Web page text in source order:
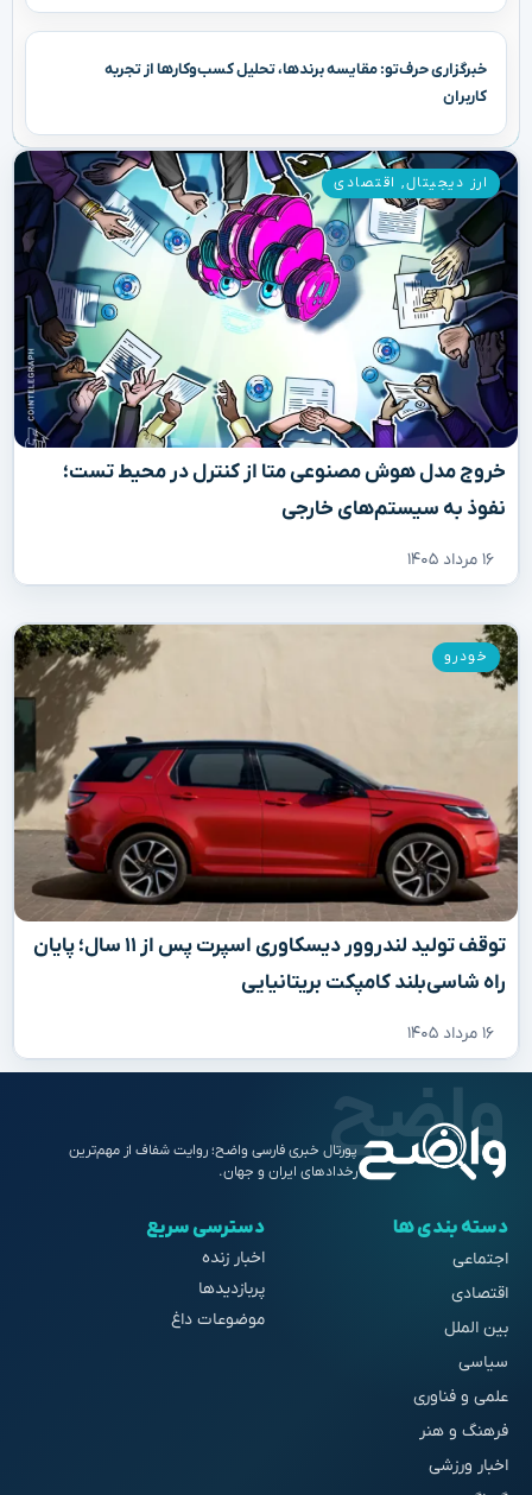
خبرگزاری حرف‌تو: مقایسه برندها، تحلیل کسب‌وکارها از تجربه
کاربران
خروج مدل هوش مصنوعی متا از کنترل در محیط تست؛
نفوذ به سیستم‌های خارجی
۱۶ مرداد ۱۴۰۵
ارز دیجیتال, اقتصادی
توقف تولید لندروور دیسکاوری اسپرت پس از ۱۱ سال؛ پایان
راه شاسی‌بلند کامپکت بریتانیایی
۱۶ مرداد ۱۴۰۵
خودرو
پورتال خبری فارسی واضح؛ روایت شفاف از مهم‌ترین
رخدادهای ایران و جهان.
دسته بندی ها
اجتماعی
اقتصادی
بین الملل
سیاسی
علمی و فناوری
فرهنگ و هنر
اخبار ورزشی
دسترسی سریع
اخبار زنده
پربازدیدها
موضوعات داغ